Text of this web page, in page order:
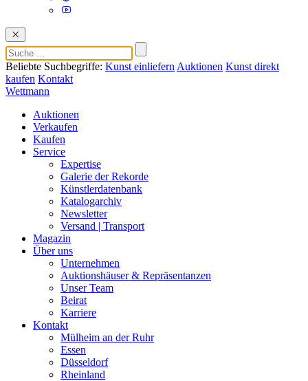
Beliebte Suchbegriffe: Kunst einliefern Auktionen Kunst direkt
kaufen Kontakt
Wettmann
Auktionen
Verkaufen
Kaufen
Service
Expertise
Galerie der Rekorde
Künstlerdatenbank
Katalogarchiv
Newsletter
Versand | Transport
Magazin
Über uns
Unternehmen
Auktionshäuser & Repräsentanzen
Unser Team
Beirat
Karriere
Kontakt
Mülheim an der Ruhr
Essen
Düsseldorf
Rheinland